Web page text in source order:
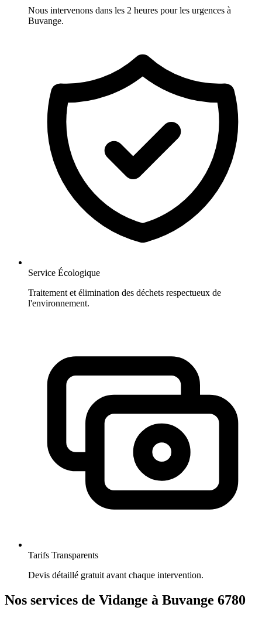
Nous intervenons dans les 2 heures pour les urgences à
Buvange.
Service Écologique
Traitement et élimination des déchets respectueux de
l'environnement.
Tarifs Transparents
Devis détaillé gratuit avant chaque intervention.
Nos services de Vidange à Buvange 6780